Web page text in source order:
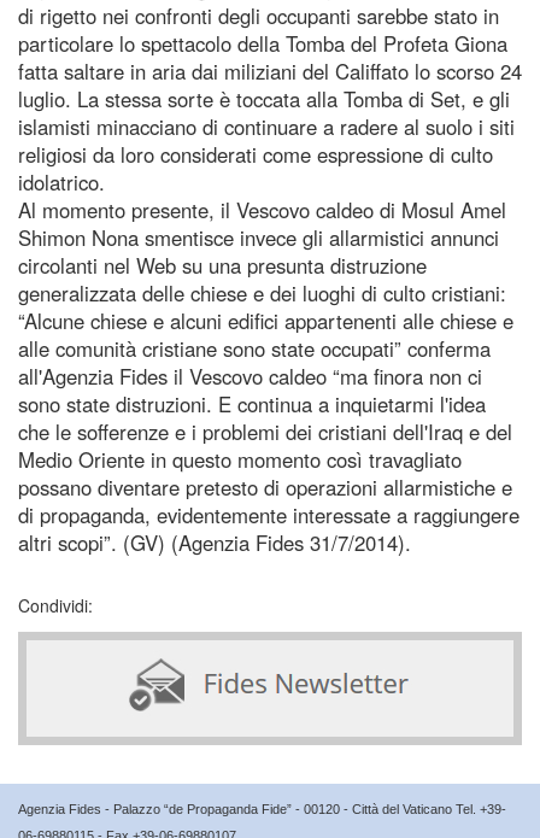
di rigetto nei confronti degli occupanti sarebbe stato in
particolare lo spettacolo della Tomba del Profeta Giona
fatta saltare in aria dai miliziani del Califfato lo scorso 24
luglio. La stessa sorte è toccata alla Tomba di Set, e gli
islamisti minacciano di continuare a radere al suolo i siti
religiosi da loro considerati come espressione di culto
idolatrico.
Al momento presente, il Vescovo caldeo di Mosul Amel
Shimon Nona smentisce invece gli allarmistici annunci
circolanti nel Web su una presunta distruzione
generalizzata delle chiese e dei luoghi di culto cristiani:
“Alcune chiese e alcuni edifici appartenenti alle chiese e
alle comunità cristiane sono state occupati” conferma
all'Agenzia Fides il Vescovo caldeo “ma finora non ci
sono state distruzioni. E continua a inquietarmi l'idea
che le sofferenze e i problemi dei cristiani dell'Iraq e del
Medio Oriente in questo momento così travagliato
possano diventare pretesto di operazioni allarmistiche e
di propaganda, evidentemente interessate a raggiungere
altri scopi”. (GV) (Agenzia Fides 31/7/2014).
Condividi:
Agenzia Fides - Palazzo “de Propaganda Fide” - 00120 - Città del Vaticano Tel. +39-